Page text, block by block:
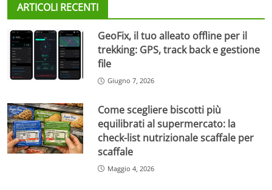
ARTICOLI RECENTI
GeoFix, il tuo alleato offline per il
trekking: GPS, track back e gestione
file
Giugno 7, 2026
Come scegliere biscotti più
equilibrati al supermercato: la
check-list nutrizionale scaffale per
scaffale
Maggio 4, 2026